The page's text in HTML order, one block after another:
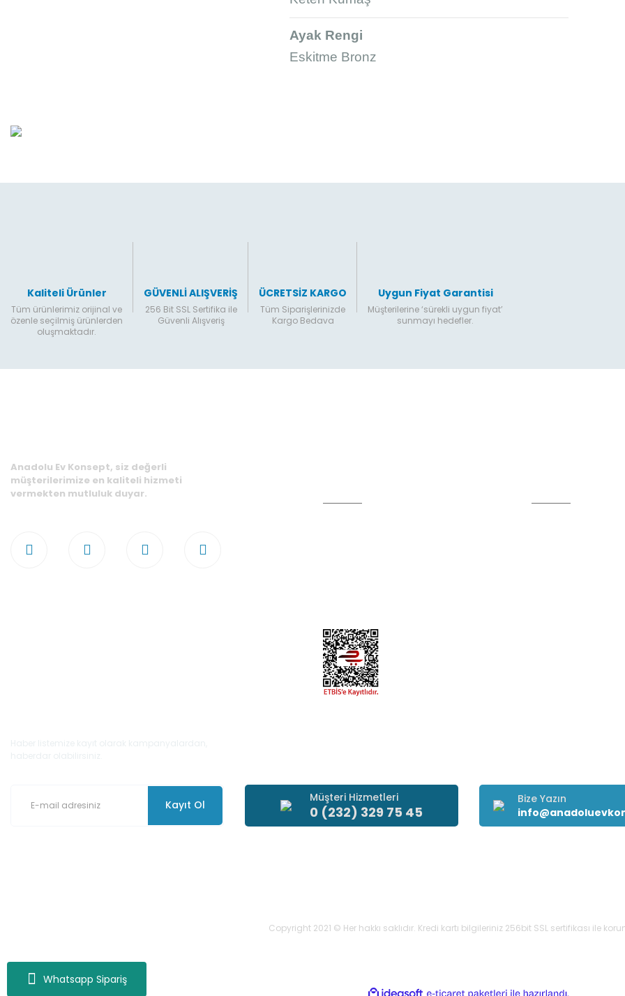
Whatsapp Sipariş
Ayak Rengi
Eskitme Bronz
Kaliteli Ürünler
Tüm ürünlerimiz orijinal ve
özenle seçilmiş ürünlerden
oluşmaktadır.
GÜVENLİ ALIŞVERİŞ
256 Bit SSL Sertifika ile
Güvenli Alışveriş
ÜCRETSİZ KARGO
Tüm Siparişlerinizde
Kargo Bedava
Uygun Fiyat Garantisi
Müşterilerine ‘sürekli uygun fiyat’
sunmayı hedefler.
Anadolu Ev Konsept, siz değerli
müşterilerimize en kaliteli hizmeti
vermekten mutluluk duyar.
Kayıt Ol
Müşteri Hizmetleri
0 (232) 329 75 45
Bize Yazın
Copyright 2021 © Her hakkı saklıdır. Kredi kartı bilgileriniz 256bit SSL sertifikası ile
ideasoft e-